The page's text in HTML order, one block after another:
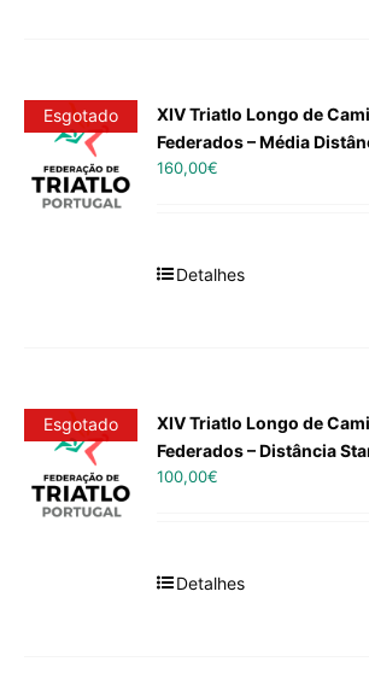
Esgotado
XIV Triatlo Longo de
Federados – Média
160,00€
Detalhes
Esgotado
XIV Triatlo Longo de
Federados – Distância
100,00€
Detalhes